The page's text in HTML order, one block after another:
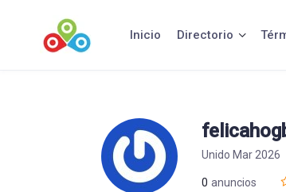
contenido
Inicio Directorio
Unido Mar 2026
0 anuncios